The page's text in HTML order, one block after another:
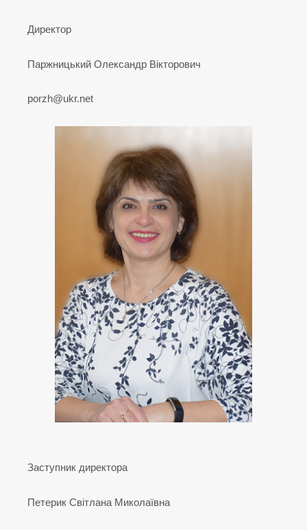
Директор
Паржницький Олександр Вікторович
porzh@ukr.net
Заступник директора
Петерик Світлана Миколаївна